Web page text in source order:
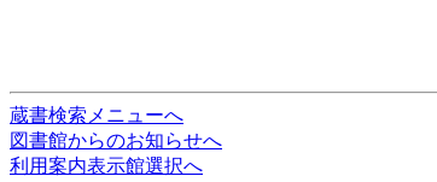
蔵書検索メニューへ
図書館からのお知らせへ
利用案内表示館選択へ